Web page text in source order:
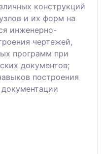
конструкций
и их форм на
инженерно-
чертежей,
программ при
документов;
построения